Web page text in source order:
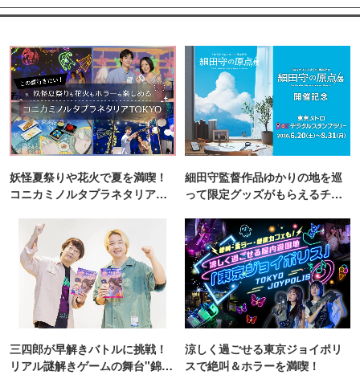
妖怪夏祭りや花火で夏を満喫！
コニカミノルタプラネタリア
細田守監督作品ゆかりの地を巡
って限定グッズがもらえるチャ
三四郎が早解きバトルに挑戦！
リアル謎解きゲームの舞台"錦糸
涼しく過ごせる東京ジョイポリ
スで絶叫＆ホラーを満喫！